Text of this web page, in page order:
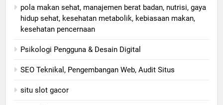
pola makan sehat, manajemen berat badan, nutrisi, gaya
hidup sehat, kesehatan metabolik, kebiasaan makan,
kesehatan pencernaan
Psikologi Pengguna & Desain Digital
SEO Teknikal, Pengembangan Web, Audit Situs
situ slot gacor